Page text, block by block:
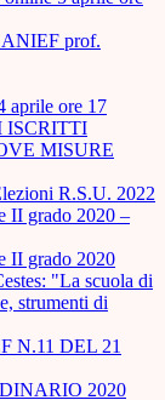
ANIEF prof.
aprile ore 17
ISCRITTI
MISURE
R.S.U. 2022
II grado 2020 –
II grado 2020
"La scuola di
strumenti di
N.11 DEL 21
2020